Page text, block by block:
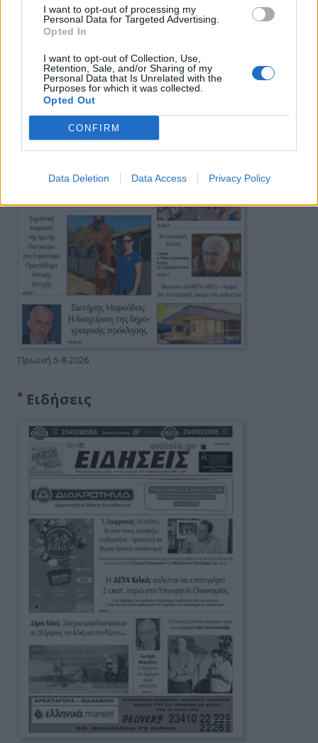
I want to opt-out of processing my
Personal Data for Targeted Advertising.
Opted In
I want to opt-out of Collection, Use,
Retention, Sale, and/or Sharing of my
Personal Data that Is Unrelated with the
Purposes for which it was collected.
Opted Out
CONFIRM
Data Deletion Data Access Privacy Policy
Πρωινή
Πρωινή 5-8-2026
Ειδήσεις